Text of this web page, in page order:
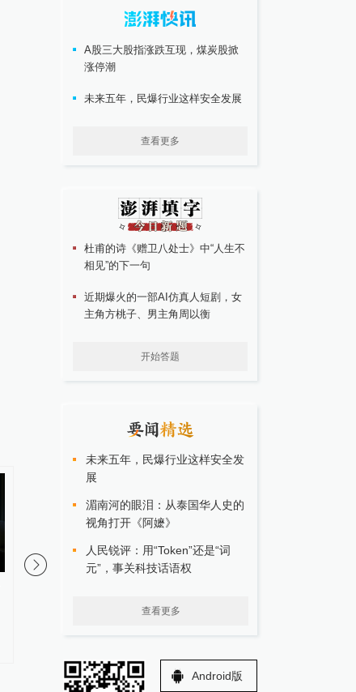
科创资产，动量资金或转向微盘
A股三大股指涨跌互现，煤炭股掀
涨停潮
未来五年，民爆行业这样安全发展
查看更多
杜甫的诗《赠卫八处士》中“人生不
相见”的下一句
近期爆火的一部AI仿真人短剧，女
主角方桃子、男主角周以衡
开始答题
未来五年，民爆行业这样安全发
展
湄南河的眼泪：从泰国华人史的
视角打开《阿嬷》
人民锐评：用“Token”还是“词
元”，事关科技话语权
查看更多
Android版